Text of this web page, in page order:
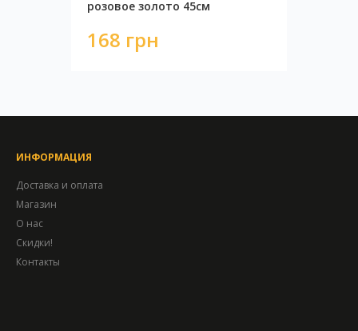
розовое золото 45см
168 грн
ИНФОРМАЦИЯ
Доставка и оплата
Магазин
О нас
Скидки!
Контакты